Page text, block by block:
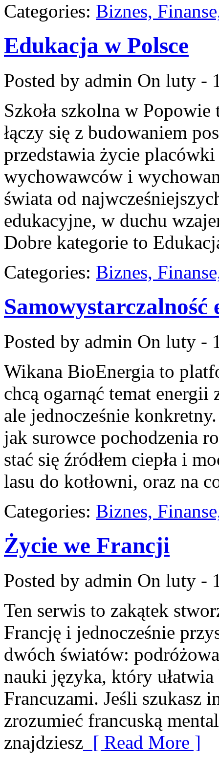
Categories: Biznes,
Edukacja w Polsce
Posted by admin On luty -
Szkoła szkolna w
łączy się z budowaniem
przedstawia życie
wychowawców i
świata od
edukacyjne, w duchu
Dobre kategorie to
Categories: Biznes,
Samowystarczalność
Posted by admin On luty -
Wikana BioEnergia to
chcą ogarnąć temat
ale jednocześnie
jak surowce pochodzenia
stać się źródłem ciepła i
lasu do kotłowni, oraz na
Categories: Biznes,
Życie we Francji
Posted by admin On luty -
Ten serwis to zakątek
Francję i jednocześnie
dwóch światów:
nauki języka, który
Francuzami. Jeśli szukasz
zrozumieć francuską
znajdziesz [ Read More ]